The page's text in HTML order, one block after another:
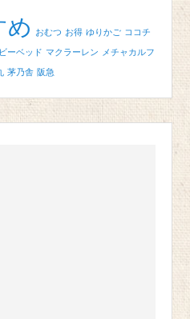
め おむつ お得 ゆりかご ココチ
ーベッド マクラーレン メチャカルフ
茅乃舎 阪急